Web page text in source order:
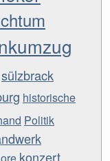
sülzbrack
historische
Politik
konzert